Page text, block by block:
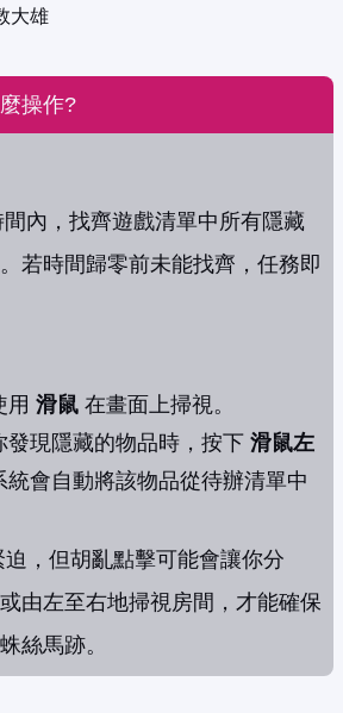
大雄
操作?
內，找齊遊戲清單中所有隱藏
若時間歸零前未能找齊，任務即
用 滑鼠 在畫面上掃視。
發現隱藏的物品時，按下 滑鼠左
統會自動將該物品從待辦清單中
，但胡亂點擊可能會讓你分
由左至右地掃視房間，才能確保
絲馬跡。